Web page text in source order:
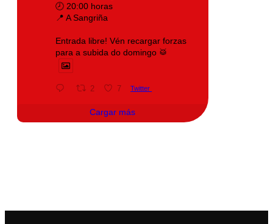
🕗 20:00 horas
📍 A Sangriña
Entrada libre! Vén recargar forzas
para a subida do domingo 🥁
2 7 Twitter
Cargar más